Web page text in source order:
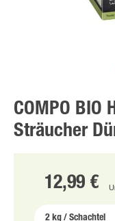
COMPO BIO
Sträucher
12,99 €